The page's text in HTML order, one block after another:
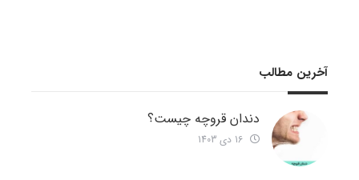
آخرین مطالب
دندان قروچه چیست؟